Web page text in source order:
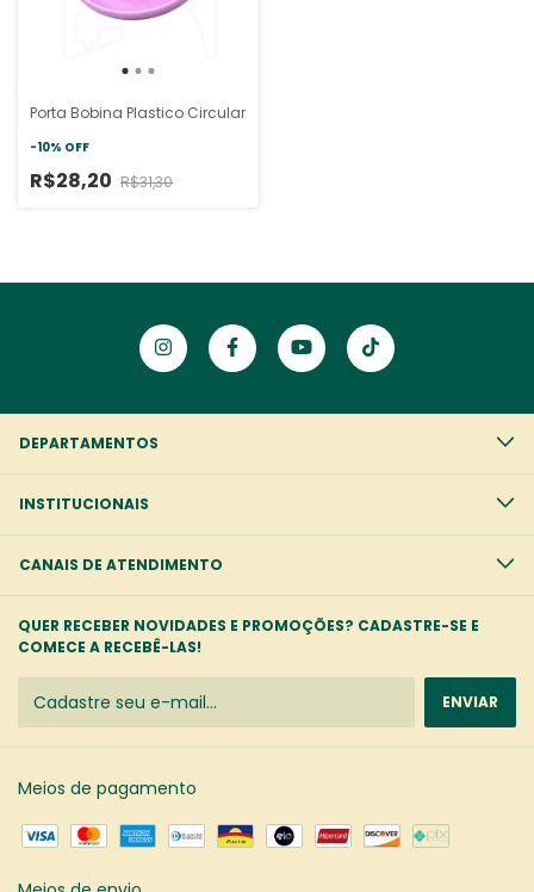
Porta Bobina Plastico Circular
-10% OFF
R$28,20 R$31,30
DEPARTAMENTOS
INSTITUCIONAIS
CANAIS DE ATENDIMENTO
QUER RECEBER NOVIDADES E PROMOÇÕES? CADASTRE-SE E
COMECE A RECEBÊ-LAS!
Meios de pagamento